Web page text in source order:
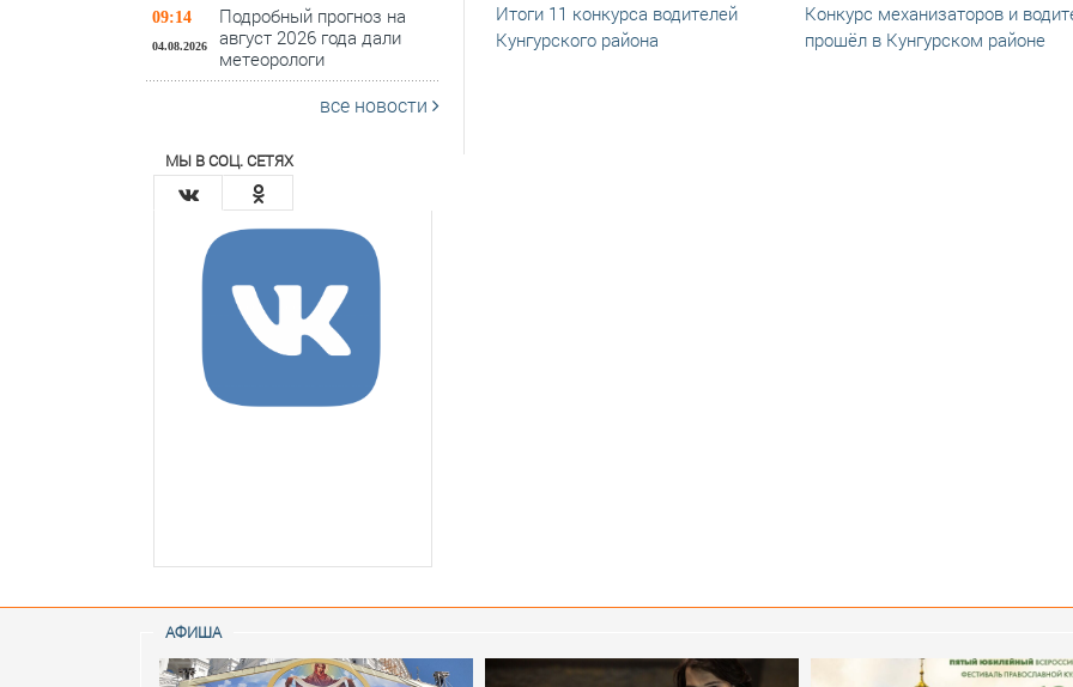
09:14
04.08.2026
Подробный прогноз на
август 2026 года дали
метеорологи
все новости
МЫ В СОЦ. СЕТЯХ
Итоги 11 конкурса водителей
Кунгурского района
Конкурс механизаторов и
прошёл в Кунгурском районе
АФИША